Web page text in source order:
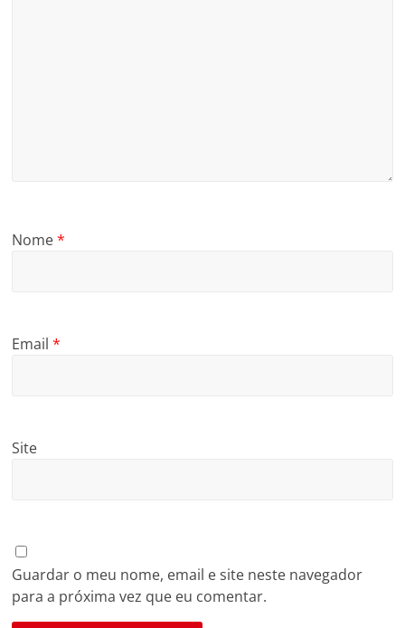
Nome*
Email*
Site
Guardar o meu nome, email e site neste navegador
para a próxima vez que eu comentar.